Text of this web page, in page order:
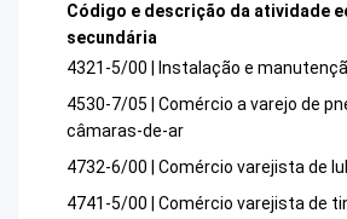
Código e descrição da atividade
secundária
4321-5/00 | Instalação e
4530-7/05 | Comércio a varejo de
câmaras-de-ar
4732-6/00 | Comércio varejista de
4741-5/00 | Comércio varejista de